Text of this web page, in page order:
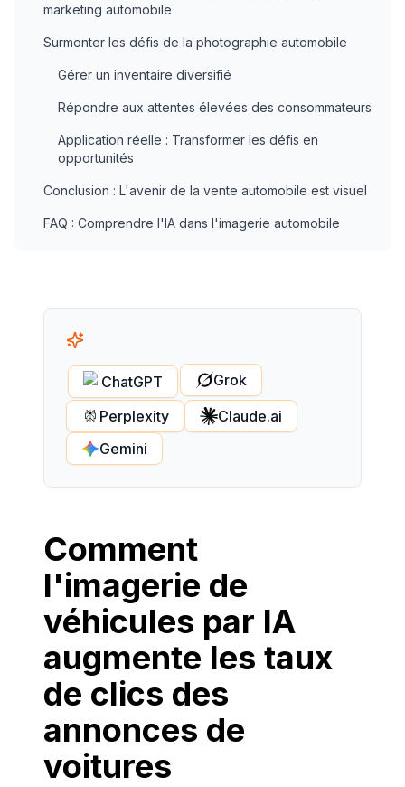
marketing automobile
Surmonter les défis de la photographie automobile
Gérer un inventaire diversifié
Répondre aux attentes élevées des consommateurs
Application réelle : Transformer les défis en
opportunités
Conclusion : L'avenir de la vente automobile est visuel
FAQ : Comprendre l'IA dans l'imagerie automobile
ChatGPT
Grok
Perplexity
Claude.ai
Gemini
Comment
l'imagerie de
véhicules par IA
augmente les taux
de clics des
annonces de
voitures